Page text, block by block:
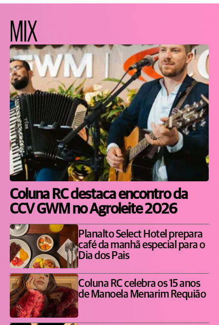
MIX
Coluna RC destaca encontro da
CCV GWM no Agroleite 2026
Planalto Select Hotel prepara
café da manhã especial para o
Dia dos Pais
Coluna RC celebra os 15 anos
de Manoela Menarim Requião